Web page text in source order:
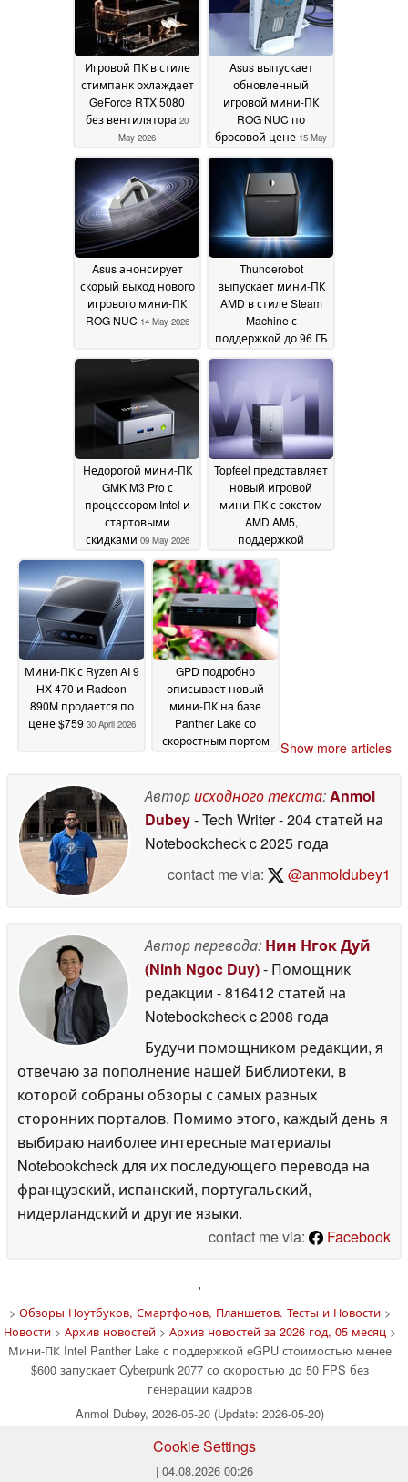
собственных
серверов и боевых
действий на
транспортных
средствах20 June 2026
Игровой ПК в стиле
стимпанк охлаждает
GeForce RTX 5080
без вентилятора 20
May 2026
Asus выпускает
обновленный
игровой мини-ПК
ROG NUC по
бросовой цене 15 May
2026
Asus анонсирует
скорый выход нового
игрового мини-ПК
ROG NUC 14 May 2026
Thunderobot
выпускает мини-ПК
AMD в стиле Steam
Machine с
поддержкой до 96 ГБ
13 May 2026
Недорогой мини-ПК
GMK M3 Pro с
процессором Intel и
стартовыми
скидками 09 May 2026
Topfeel представляет
новый игровой
мини-ПК с сокетом
AMD AM5,
поддержкой
множеством портов
03 May 2026
Мини-ПК с Ryzen AI 9
HX 470 и Radeon
890M продается по
цене $759 30 April 2026
GPD подробно
описывает новый
мини-ПК на базе
Panther Lake со
скоростным портом
Show more articles
Авторисходного текста: Anmol
Dubey- Tech Writer- 204 статей на
Notebookcheckc 2025 года
contact me via:
@anmoldubey1
Автор перевода: Нин Нгок Дуй
(Ninh Ngoc Duy)- Помощник
редакции - 816412 статей на
Notebookcheckc 2008 года
Будучи помощником редакции, я
отвечаю за пополнение нашей Библиотеки, в
которой собраны обзоры с самых разных
сторонних порталов. Помимо этого, каждый день я
выбираю наиболее интересные материалы
Notebookcheck для их последующего перевода на
французский, испанский, португальский,
нидерландский и другие языки.
contact me via:
Facebook
'
> Обзоры Ноутбуков, Смартфонов, Планшетов. Тесты и Новости>
Новости> Архив новостей> Архив новостей за 2026 год, 05 месяц >
Мини-ПК Intel Panther Lake с поддержкой eGPU стоимостью менее
$600 запускает Cyberpunk 2077 со скоростью до 50 FPS без
генерации кадров
Anmol Dubey, 2026-05-20 (Update: 2026-05-20)
Cookie Settings
| 04.08.2026 00:26